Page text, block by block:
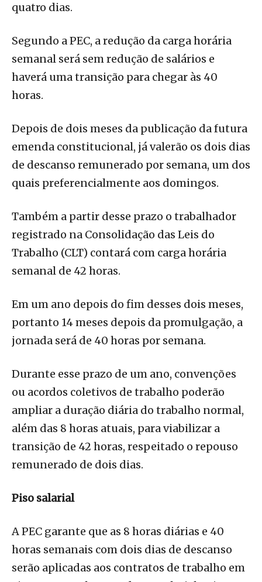
quatro dias.
Segundo a PEC, a redução da carga horária
semanal será sem redução de salários e
haverá uma transição para chegar às 40
horas.
Depois de dois meses da publicação da futura
emenda constitucional, já valerão os dois dias
de descanso remunerado por semana, um dos
quais preferencialmente aos domingos.
Também a partir desse prazo o trabalhador
registrado na Consolidação das Leis do
Trabalho (CLT) contará com carga horária
semanal de 42 horas.
Em um ano depois do fim desses dois meses,
portanto 14 meses depois da promulgação, a
jornada será de 40 horas por semana.
Durante esse prazo de um ano, convenções
ou acordos coletivos de trabalho poderão
ampliar a duração diária do trabalho normal,
além das 8 horas atuais, para viabilizar a
transição de 42 horas, respeitado o repouso
remunerado de dois dias.
Piso salarial
A PEC garante que as 8 horas diárias e 40
horas semanais com dois dias de descanso
serão aplicadas aos contratos de trabalho em